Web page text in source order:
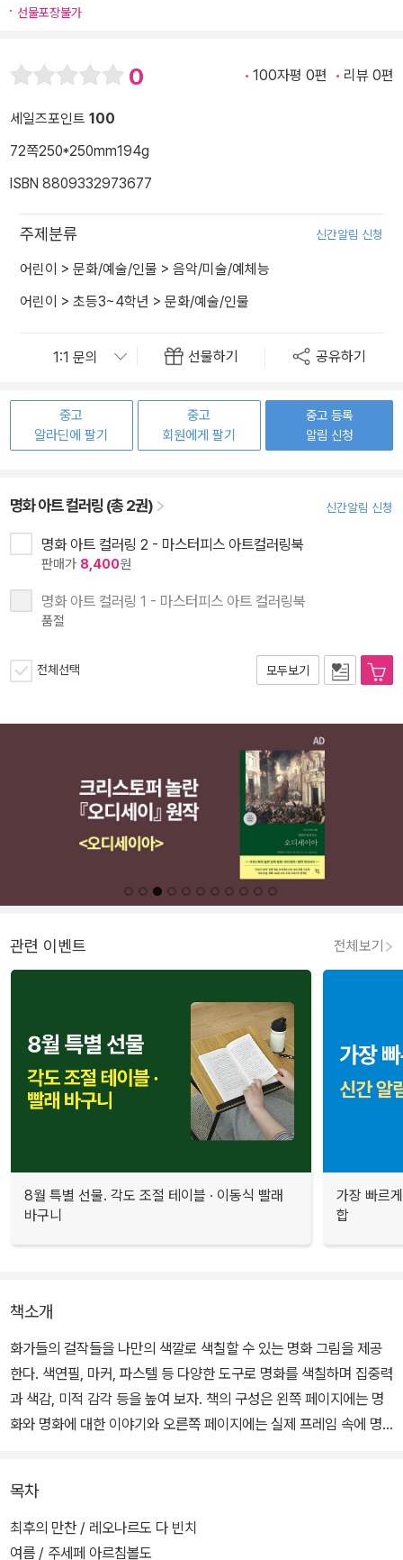
선물포장불가
0 100자평 0편 리뷰 0편
세일즈포인트 100
72쪽250*250mm194g
ISBN 8809332973677
주제분류 신간알림 신청
어린이 > 문화/예술/인물 > 음악/미술/예체능
어린이 > 초등3~4학년 > 문화/예술/인물
선물하기 공유하기
중고
알라딘에 팔기
중고
회원에게 팔기
중고 등록
알림 신청
명화 아트 컬러링 (총 2권) 신간알림 신청
명화 아트 컬러링 2 - 마스터피스 아트컬러링북
판매가 8,400원
명화 아트 컬러링 1 - 마스터피스 아트 컬러링북
품절
전체선택 모두보기
관련 이벤트 전체보기
8월 특별 선물. 각도 조절 테이블 · 이동식 빨래
바구니
가장 빠르
합
책소개
화가들의 걸작들을 나만의 색깔로 색칠할 수 있는 명화 그림을 제공
한다. 색연필, 마커, 파스텔 등 다양한 도구로 명화를 색칠하며 집중력
과 색감, 미적 감각 등을 높여 보자. 책의 구성은 왼쪽 페이지에는 명
화와 명화에 대한 이야기와 오른쪽 페이지에는 실제 프레임 속에 명
집중력과 색감, 미적 감각 등을 높여 볼 수 있다.
목차
최후의 만찬 / 레오나르도 다 빈치
여름 / 주세페 아르침볼도